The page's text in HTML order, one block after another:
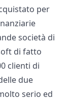
per
società di
di fatto
clienti di
due
serio ed